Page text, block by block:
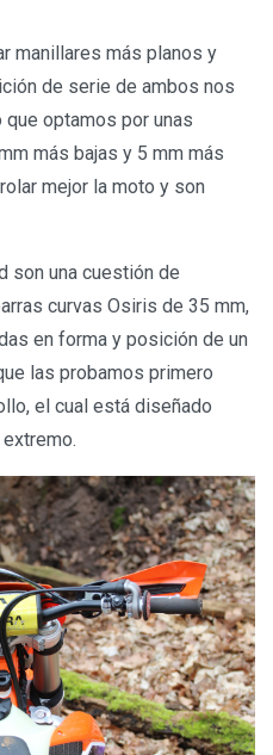
manillares más planos y
de serie de ambos nos
optamos por unas
más bajas y 5 mm más
mejor la moto y son
son una cuestión de
curvas Osiris de 35 mm,
en forma y posición de un
las probamos primero
el cual está diseñado